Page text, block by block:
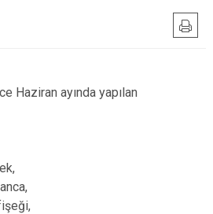
Haziran ayında yapılan